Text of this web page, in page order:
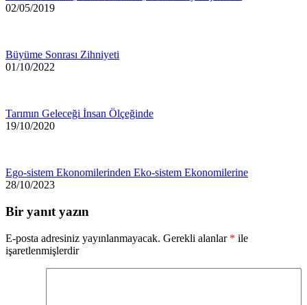
02/05/2019
Büyüme Sonrası Zihniyeti
01/10/2022
Tarımın Geleceği İnsan Ölçeğinde
19/10/2020
Ego-sistem Ekonomilerinden Eko-sistem Ekonomilerine
28/10/2023
Bir yanıt yazın
E-posta adresiniz yayınlanmayacak. Gerekli alanlar * ile
işaretlenmişlerdir